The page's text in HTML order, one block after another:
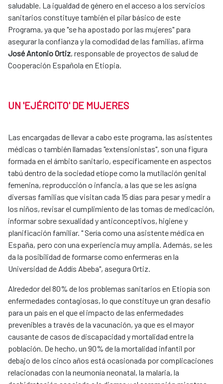
saludable. La igualdad de género en el acceso a los servicios
sanitarios constituye también el pilar básico de este
Programa, ya que "se ha apostado por las mujeres" para
asegurar la confianza y la comodidad de las familias, afirma
José Antonio Ortiz, responsable de proyectos de salud de
Cooperación Española en Etiopia.
UN 'EJÉRCITO' DE MUJERES
Las encargadas de llevar a cabo este programa, las asistentes
médicas o también llamadas "extensionistas", son una figura
formada en el ámbito sanitario, específicamente en aspectos
tabú dentro de la sociedad etíope como la mutilación genital
femenina, reproducción o infancia, a las que se les asigna
diversas familias que visitan cada 15 días para pesar y medir a
los niños, revisar el cumplimiento de las tomas de medicación,
informar sobre sexualidad y anticonceptivos, higiene y
planificación familiar. " Sería como una asistente médica en
España, pero con una experiencia muy amplia. Además, se les
da la posibilidad de formarse como enfermeras en la
Universidad de Addís Abeba", asegura Ortiz.
Alrededor del 80% de los problemas sanitarios en Etiopía son
enfermedades contagiosas, lo que constituye un gran desafío
para un país en el que el impacto de las enfermedades
prevenibles a través de la vacunación, ya que es el mayor
causante de casos de discapacidad y mortalidad entre la
población. De hecho, un 90% de la mortalidad infantil por
debajo de los cinco años está ocasionada por complicaciones
relacionadas con la neumonía neonatal, la malaria, la